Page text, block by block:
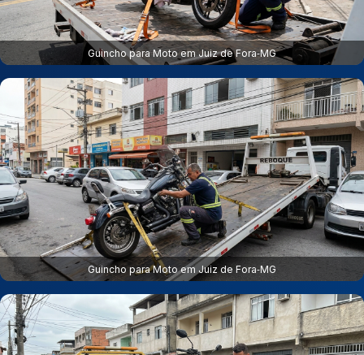
Guincho para Moto em Juiz de Fora‑MG
Guincho para Moto em Juiz de Fora‑MG